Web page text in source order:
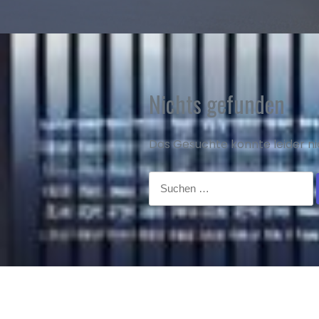
Nichts gefunden
Das Gesuchte konnte leider
Suchen
nach: